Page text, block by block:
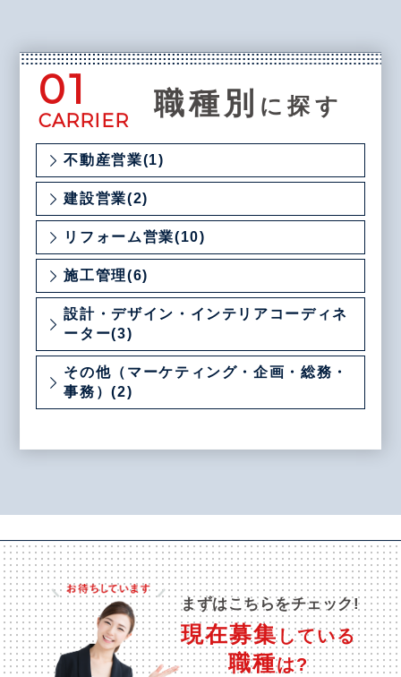
01
CARRIER
職種別 に探す
不動産営業(1)
建設営業(2)
リフォーム営業(10)
施工管理(6)
設計・デザイン・インテリアコーディネ
ーター(3)
その他（マーケティング・企画・総務・
事務）(2)
まずはこちらをチェック!
現在募集している
職種は?